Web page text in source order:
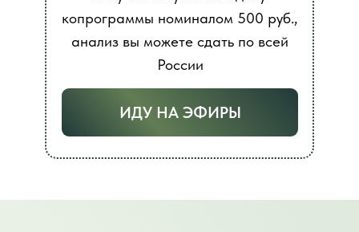
ИДУ НА ЭФИРЫ
копрограммы номиналом 500 руб.,
анализ вы можете сдать по всей
России